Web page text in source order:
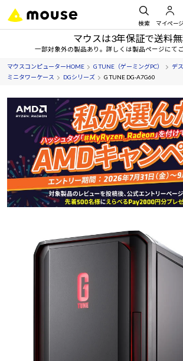
検索 マイページ
マウスは3年保証で送料
一部対象外の製品あり。詳しくは製品ページにて
マウスコンピューターHOME G TUNE（ゲーミングPC）
デ
ミニタワーケース
DGシリーズ G TUNE DG-A7G60